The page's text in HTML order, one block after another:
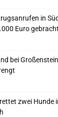
in
Euro gebracht
bei
zwei Hunde